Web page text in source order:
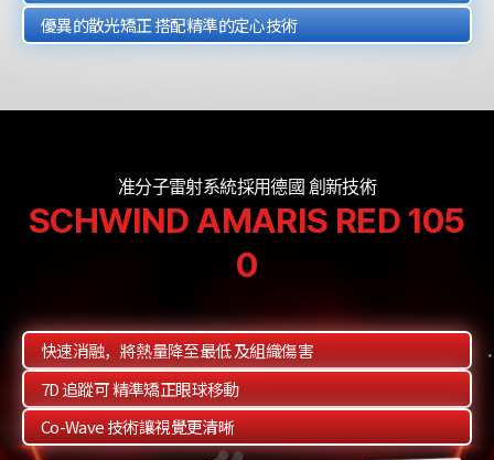
優異的散光矯正搭配精準的定心技術
准分子雷射系統採用德國 創新技術
SCHWIND AMARIS RED 105
0
快速消融，將熱量降至最低及組織傷害
7D 追蹤可精準矯正眼球移動
Co-Wave 技術讓視覺更清晰